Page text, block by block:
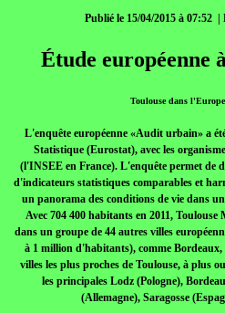
Publié le 15/04/2015 à 07:52 |
Étude européenne
Toulouse dans
L'enquête européenne «Audit urbain» a
Statistique (Eurostat), avec les
(l'INSEE en France). L'enquête permet de
d'indicateurs statistiques comparables et
un panorama des conditions de vie dans
Avec 704 400 habitants en 2011, Toulouse
dans un groupe de 44 autres villes
à 1 million d'habitants), comme Bordeaux,
villes les plus proches de Toulouse, à plus
les principales Lodz (Pologne),
(Allemagne), Saragosse